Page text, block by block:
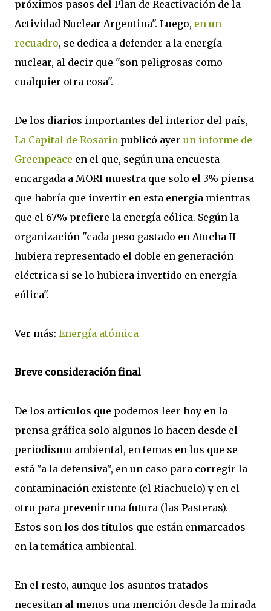
próximos pasos del Plan de Reactivación de la
Actividad Nuclear Argentina". Luego, en un
recuadro, se dedica a defender a la energía
nuclear, al decir que "son peligrosas como
cualquier otra cosa".
De los diarios importantes del interior del país,
La Capital de Rosario publicó ayer un informe de
Greenpeace en el que, según una encuesta
encargada a MORI muestra que solo el 3% piensa
que habría que invertir en esta energía mientras
que el 67% prefiere la energía eólica. Según la
organización "cada peso gastado en Atucha II
hubiera representado el doble en generación
eléctrica si se lo hubiera invertido en energía
eólica".
Ver más: Energía atómica
Breve consideración final
De los artículos que podemos leer hoy en la
prensa gráfica solo algunos lo hacen desde el
periodismo ambiental, en temas en los que se
está "a la defensiva", en un caso para corregir la
contaminación existente (el Riachuelo) y en el
otro para prevenir una futura (las Pasteras).
Estos son los dos títulos que están enmarcados
en la temática ambiental.
En el resto, aunque los asuntos tratados
necesitan al menos una mención desde la mirada